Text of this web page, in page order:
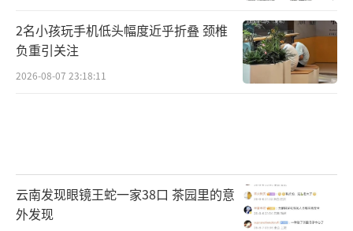
2名小孩玩手机低头幅度近乎折叠 颈椎
负重引关注
2026-08-07 23:18:11
云南发现眼镜王蛇一家38口 茶园里的意
外发现